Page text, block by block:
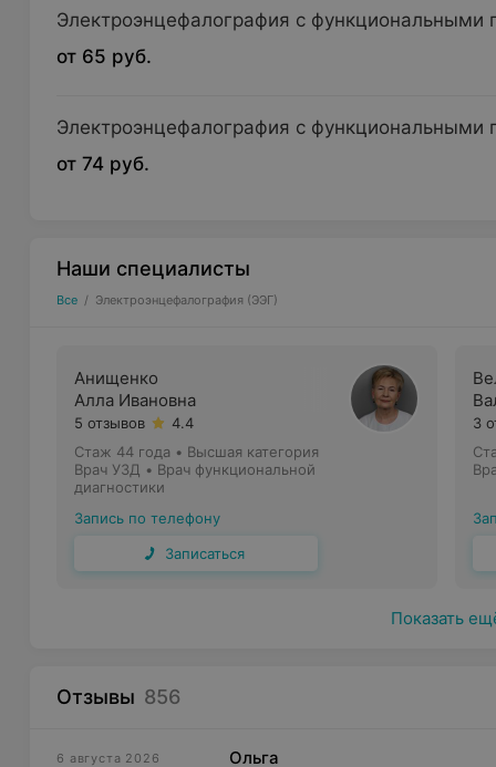
Электроэнцефалография с функциональными
от 65 руб.
Электроэнцефалография с функциональными
от 74 руб.
Наши специалисты
Все / Электроэнцефалография (ЭЭГ)
Анищенко
Алла Ивановна
5 отзывов
4.4
Стаж 44 года • Высшая категория
Врач УЗД • Врач функциональной
диагностики
Запись по телефону
Записаться
3
Показать
Отзывы 856
6 августа 2026 Ольга